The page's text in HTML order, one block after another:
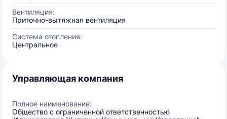
Вентиляция:
Приточно-вытяжная вентиляция
Система отопления:
Центральное
Управляющая компания
Полное наименование:
Общество с ограниченной ответственностью